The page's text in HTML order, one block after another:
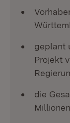
geplant
Projekt
die